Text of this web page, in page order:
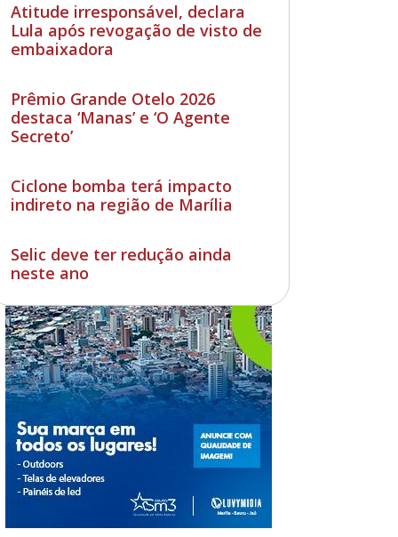
Atitude irresponsável, declara
Lula após revogação de visto de
embaixadora
Prêmio Grande Otelo 2026
destaca ‘Manas’ e ‘O Agente
Secreto’
Ciclone bomba terá impacto
indireto na região de Marília
Selic deve ter redução ainda
neste ano